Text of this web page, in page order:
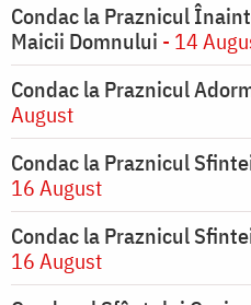
Condac la Praznicul
Maicii Domnului - 14
Condac la Praznicul
August
Condac la Praznicul
16 August
Condac la Praznicul
16 August